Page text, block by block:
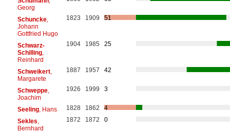
Georg
Schuncke,
Johann
Gottfried Hugo
1823 1909 51
Schwarz-
Schilling,
Reinhard
1904 1985 25
Schweikert,
Margarete
1887 1957 42
Schweppe,
Joachim
1926 1999 3
Seeling, Hans 1828 1862
4
Sekles
Bernhard
1872 1872 0